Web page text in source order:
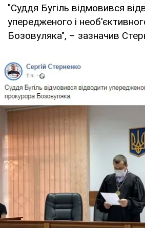
"Суддя Бугіль відмовився
упередженого і
Бозовуляка", – зазначив